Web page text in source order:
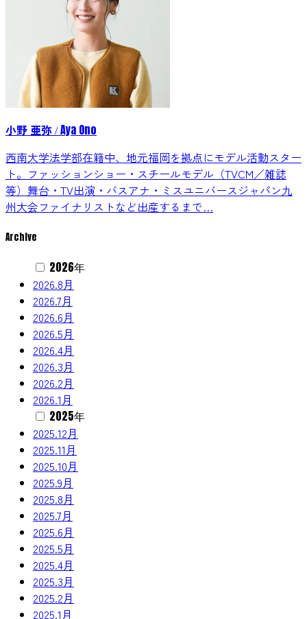
小野 亜弥 /Aya Ono
西南大学法学部在籍中、地元福岡を拠点にモデル活動スター
ト。ファッションショー・スチールモデル（TVCM／雑誌
等）舞台・TV出演・バスアナ・ミスユニバースジャパン九
州大会ファイナリストなど出産するまで…
Archive
2026年
2026.8月
2026.7月
2026.6月
2026.5月
2026.4月
2026.3月
2026.2月
2026.1月
2025年
2025.12月
2025.11月
2025.10月
2025.9月
2025.8月
2025.7月
2025.6月
2025.5月
2025.4月
2025.3月
2025.2月
2025.1月